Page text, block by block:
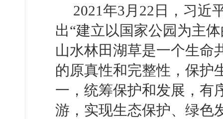
2021年3月22日，习近
出“建立以国家公园为主
山水林田湖草是一个生命
的原真性和完整性，保护
一，统筹保护和发展，有
游，实现生态保护、绿色